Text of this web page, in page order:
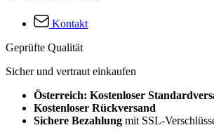
Kontakt
Geprüfte Qualität
Sicher und vertraut einkaufen
Österreich: Kostenloser
Kostenloser Rückversand
Sichere Bezahlung mit SSL-